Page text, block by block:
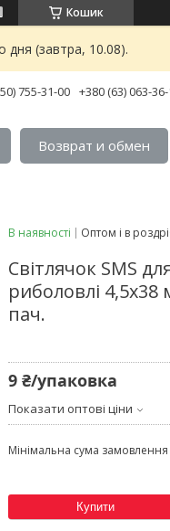
Кошик
дня (завтра, 10.08).
755-31-00 +380 (63) 063-
Возврат и обмен
В наявності Оптом і в
Світлячок SMS
риболовлі
пач.
9 ₴/упаковка
Показати оптові ціни
Мінімальна сума
Купити